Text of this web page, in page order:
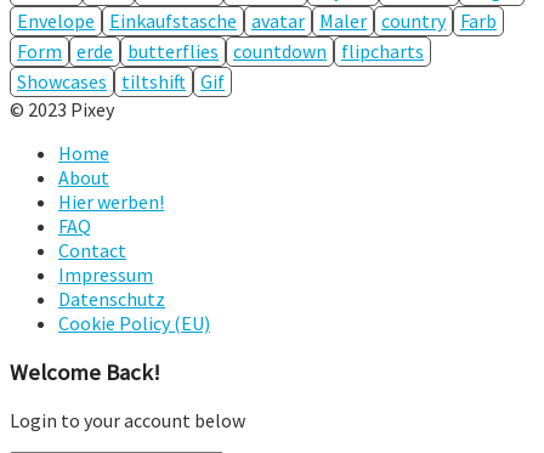
Envelope
Einkaufstasche avatar Maler country
Farb
Form
erde butterflies countdown
flipcharts
Showcases
tiltshift Gif
© 2023 Pixey
Home
About
Hier werben!
FAQ
Contact
Impressum
Datenschutz
Cookie Policy (EU)
Welcome Back!
Login to your account below